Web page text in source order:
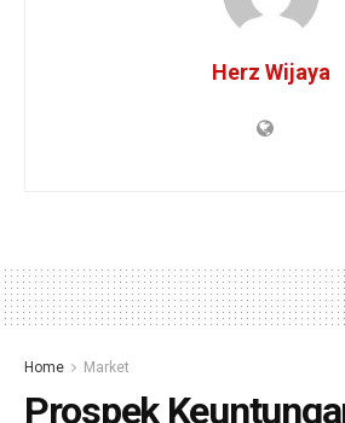
Herz Wijaya
Home Market
Prospek